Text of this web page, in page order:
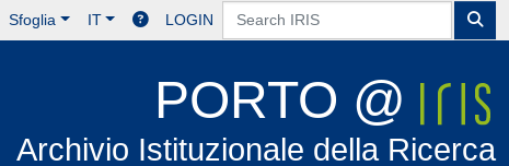
Sfoglia IT LOGIN
PORTO @
Archivio Istituzionale della Ricerca